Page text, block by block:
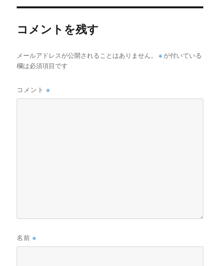
コメントを残す
メールアドレスが公開されることはありません。 ※ が付いている
欄は必須項目です
コメント※
名前※